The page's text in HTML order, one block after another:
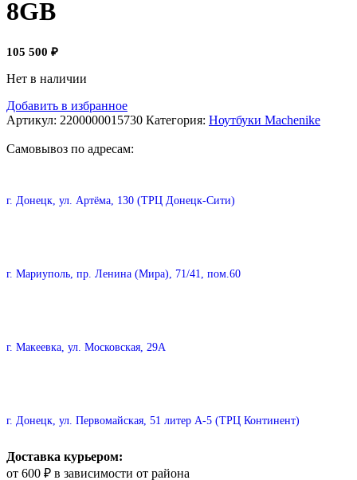
8GB
105 500 ₽
Нет в наличии
Добавить в избранное
Артикул: 2200000015730 Категория: Ноутбуки Machenike
Самовывоз по адресам:
г. Донецк, ул. Артёма, 130 (ТРЦ Донецк-Сити)
г. Мариуполь, пр. Ленина (Мира), 71/41, пом.60
г. Макеевка, ул. Московская, 29А
г. Донецк, ул. Первомайская, 51 литер А-5 (ТРЦ Континент)
Доставка курьером:
от 600 ₽ в зависимости от района